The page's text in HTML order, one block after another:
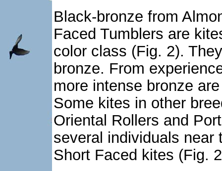
Black-bronze from
Faced Tumblers are
color class (Fig. 2).
bronze. From
more intense bronze
Some kites in other
Oriental Rollers and
several individuals near
Short Faced kites (Fig.